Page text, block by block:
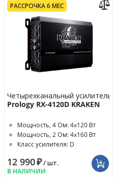
РАССРОЧКА 6 МЕС
Четырехканальный усилитель
Prology RX-4120D KRAKEN
Мощность, 4 Ом: 4x120 Вт
Мощность, 2 Ом: 4x160 Вт
Класс усилителя: D
12 990₽/ шт.
В НАЛИЧИИ